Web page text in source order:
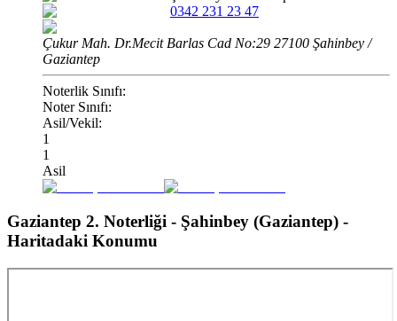
0342 231 23 47
Çukur Mah. Dr.Mecit Barlas Cad No:29 27100 Şahinbey /
Gaziantep
Noterlik Sınıfı:
Noter Sınıfı:
Asil/Vekil:
1
1
Asil
Gaziantep 2. Noterliği - Şahinbey (Gaziantep) -
Haritadaki Konumu